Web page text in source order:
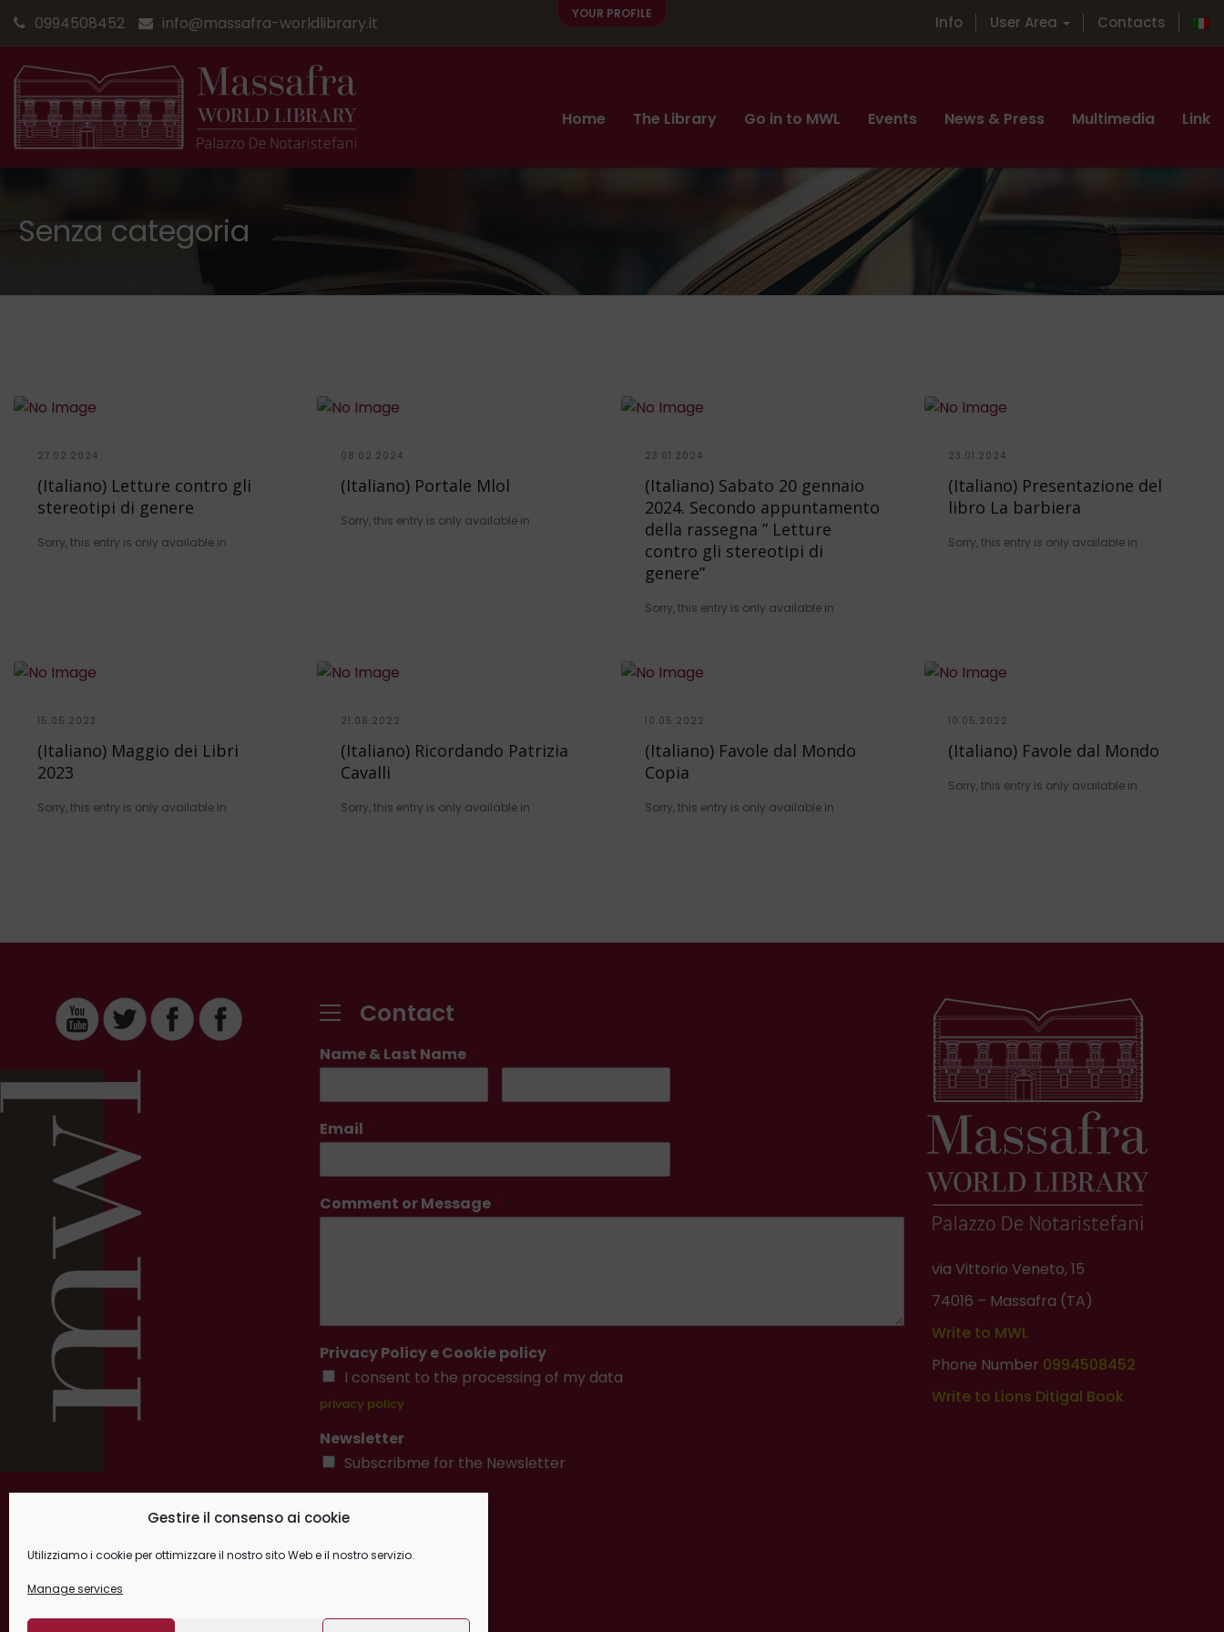
Gestire il consenso ai cookie
Utilizziamo i cookie per ottimizzare il nostro sito Web e il nostro servizio.
Manage services
0994508452 info@massafra-worldlibrary.it Info User Area Contacts
Home The Library Go in to MWL Events News & Press Multimedia Link
Senza categoria
27.02.2024
(Italiano) Letture contro gli
stereotipi di genere
Sorry, this entry is only available in
08.02.2024
(Italiano) Portale Mlol
Sorry, this entry is only available in
23.01.2024
(Italiano) Sabato 20 gennaio
2024. Secondo appuntamento
della rassegna ” Letture
contro gli stereotipi di
genere”
Sorry, this entry is only available in
23.01.2024
(Italiano) Presentazione del
libro La barbiera
Sorry, this entry is only available in
15.05.2023
(Italiano) Maggio dei Libri
2023
Sorry, this entry is only available in
21.06.2022
(Italiano) Ricordando Patrizia
Cavalli
Sorry, this entry is only available in
10.05.2022
(Italiano) Favole dal Mondo
Copia
Sorry, this entry is only available in
10.05.2022
(Italiano) Favole dal Mondo
Sorry, this entry is only available in
Contact
Name & Last Name *
Email *
Comment or Message *
Privacy Policy e Cookie policy *
I consent to the processing of my data
privacy policy
Newsletter
Subscribme for the Newsletter
Submit
via Vittorio Veneto, 15
74016 – Massafra (TA)
Write to MWL
Phone Number 0994508452
Write to Lions Ditigal Book